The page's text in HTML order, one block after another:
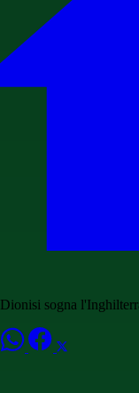
Dionisi sogna